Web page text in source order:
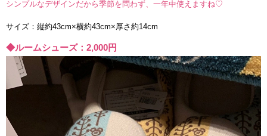
シンプルなデザインだから季節を問わず、一年中使えますね♡
サイズ：縦約43cm×横約43cm×厚さ約14cm
◆ルームシューズ：2,000円